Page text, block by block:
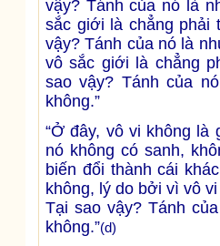
vậy? Tánh của nó là
sắc giới là chẳng phải
vậy? Tánh của nó là
vô sắc giới là chẳng
sao vậy? Tánh của
không.”
“Ở đây, vô vi không
nó không có sanh,
biến đổi thành cái
không, lý do bởi vì vô
Tại sao vậy? Tánh
không.”(d)